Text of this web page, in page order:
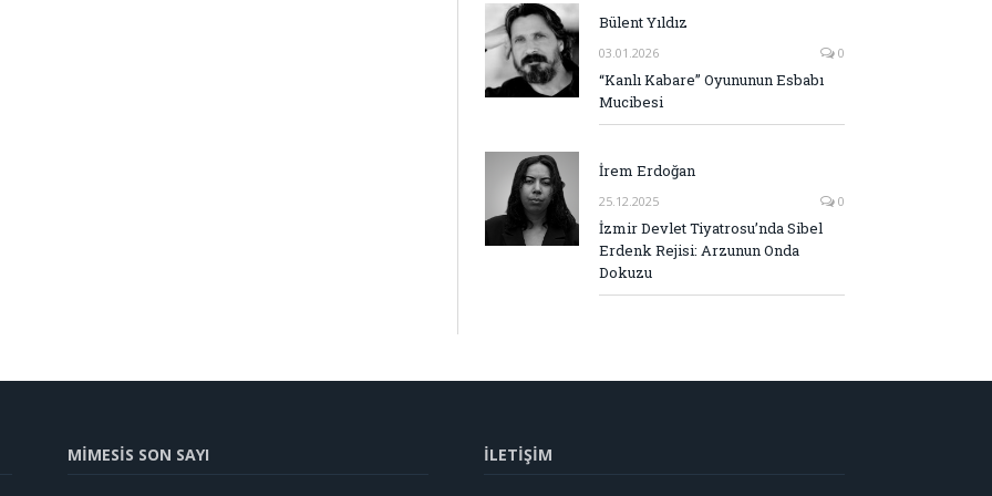
Bülent Yıldız
03.01.2026 0
“Kanlı Kabare” Oyununun Esbabı
Mucibesi
İrem Erdoğan
25.12.2025 0
İzmir Devlet Tiyatrosu’nda Sibel
Erdenk Rejisi: Arzunun Onda
Dokuzu
MİMESİS SON SAYI İLETİŞİM